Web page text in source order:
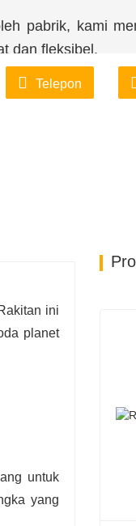
pabrik, kami
dan fleksibel.
kualitas, untuk
Telepon
ini
planet
untuk
yang